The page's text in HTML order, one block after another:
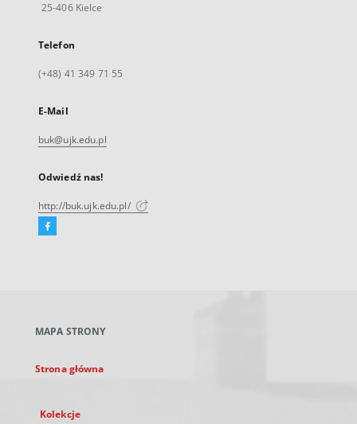
25-406 Kielce
Telefon
(+48) 41 349 71 55
E-Mail
buk@ujk.edu.pl
Odwiedź nas!
http://buk.ujk.edu.pl/
Facebook
karcie
MAPA STRONY
Strona główna
Kolekcje